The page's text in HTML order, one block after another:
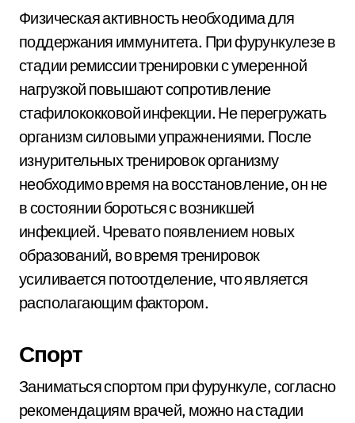
Физическая активность необходима для
поддержания иммунитета. При фурункулезе в
стадии ремиссии тренировки с умеренной
нагрузкой повышают сопротивление
стафилококковой инфекции. Не перегружать
организм силовыми упражнениями. После
изнурительных тренировок организму
необходимо время на восстановление, он не
в состоянии бороться с возникшей
инфекцией. Чревато появлением новых
образований, во время тренировок
усиливается потоотделение, что является
располагающим фактором.
Спорт
Заниматься спортом при фурункуле, согласно
рекомендациям врачей, можно на стадии